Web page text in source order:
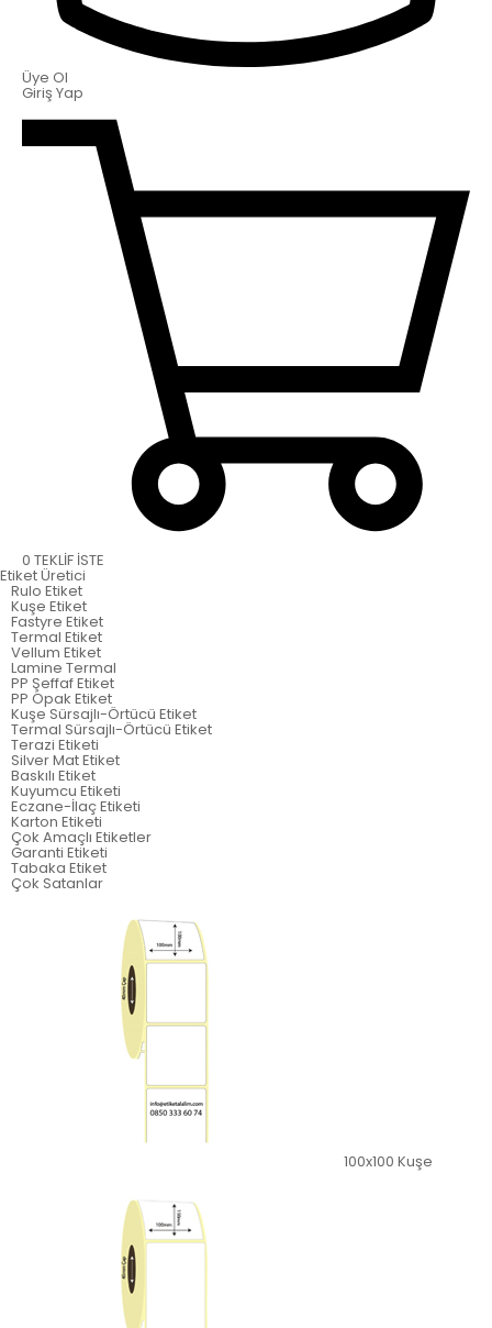
Üye Ol
Giriş Yap
0 TEKLİF İSTE
EtiketÜretici
Rulo Etiket
Kuşe Etiket
Fastyre Etiket
Termal Etiket
Vellum Etiket
Lamine Termal
PP Şeffaf Etiket
PP Opak Etiket
Kuşe Sürsajlı-Örtücü Etiket
Termal Sürsajlı-Örtücü Etiket
Terazi Etiketi
Silver Mat Etiket
Baskılı Etiket
Kuyumcu Etiketi
Eczane-İlaç Etiketi
Karton Etiketi
Çok Amaçlı Etiketler
Garanti Etiketi
Tabaka Etiket
Çok Satanlar
100x100 Kuşe